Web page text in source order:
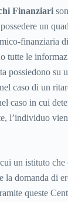
Finanziari
un
finanziaria
tutte le
possiedono su
caso di un
caso in cui
l’individuo
un istituto che
la domanda di
queste